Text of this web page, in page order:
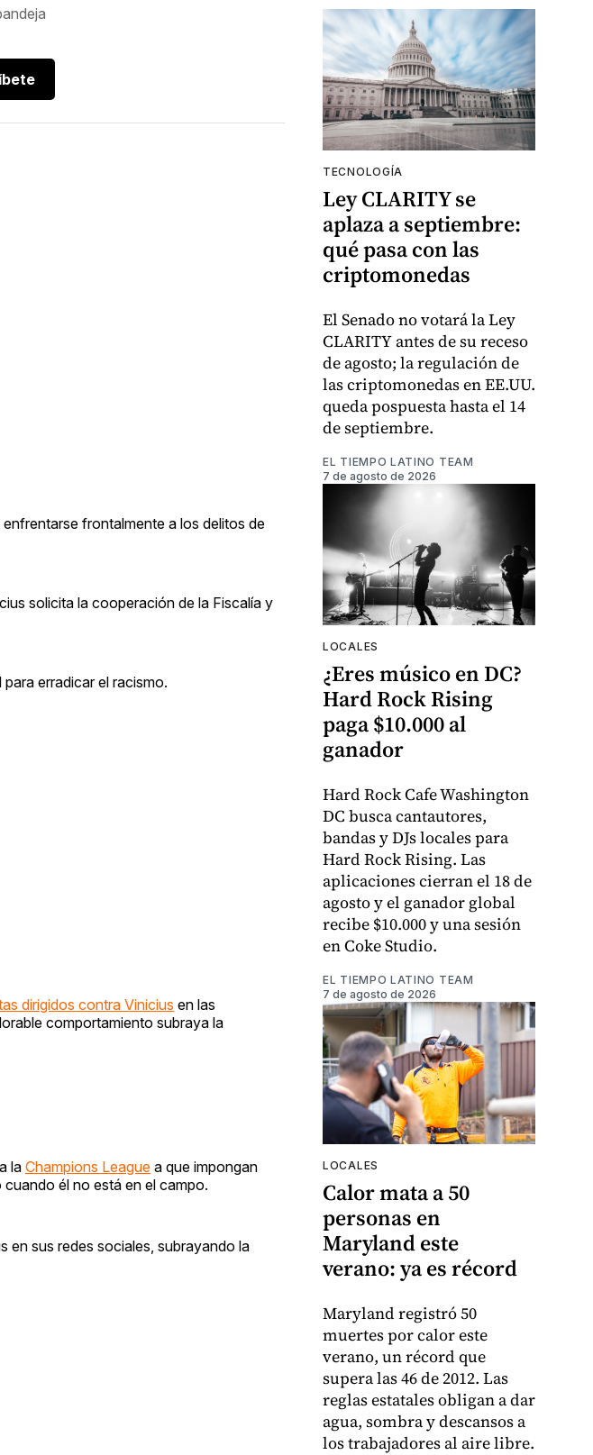
frontalmente a los delitos de
solicita la cooperación de la Fiscalía y
erradicar el racismo.
dirigidos contra Vinicius en las
comportamiento subraya la
la Champions League a que impongan
él no está en el campo.
en sus redes sociales, subrayando la
TECNOLOGÍA
Ley CLARITY se
aplaza a septiembre:
qué pasa con las
criptomonedas
El Senado no votará la Ley
CLARITY antes de su receso
de agosto; la regulación de
las criptomonedas en EE.UU.
queda pospuesta hasta el 14
de septiembre.
EL TIEMPO LATINO TEAM
7 de agosto de 2026
LOCALES
¿Eres músico en DC?
Hard Rock Rising
paga $10.000 al
ganador
Hard Rock Cafe Washington
DC busca cantautores,
bandas y DJs locales para
Hard Rock Rising. Las
aplicaciones cierran el 18 de
agosto y el ganador global
recibe $10.000 y una sesión
en Coke Studio.
EL TIEMPO LATINO TEAM
7 de agosto de 2026
LOCALES
Calor mata a 50
personas en
Maryland este
verano: ya es récord
Maryland registró 50
muertes por calor este
verano, un récord que
supera las 46 de 2012. Las
reglas estatales obligan a dar
agua, sombra y descansos a
los trabajadores al aire libre.